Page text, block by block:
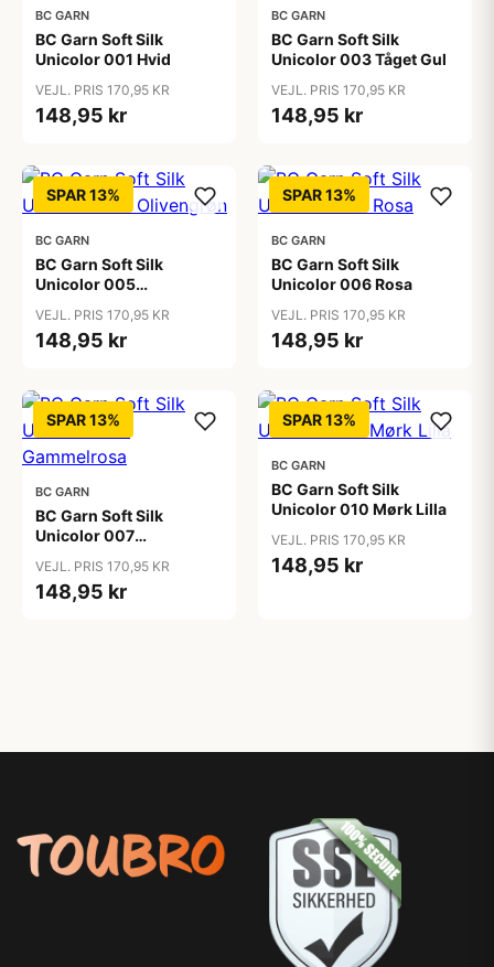
BC GARN
BC Garn Soft Silk
Unicolor 001 Hvid
VEJL. PRIS 170,95 KR
148,95 kr
BC GARN
BC Garn Soft Silk
Unicolor 003 Tåget Gul
VEJL. PRIS 170,95 KR
148,95 kr
SPAR 13%
BC GARN
BC Garn Soft Silk
Unicolor 005
VEJL. PRIS 170,95 KR
148,95 kr
SPAR 13%
BC GARN
BC Garn Soft Silk
Unicolor 006 Rosa
VEJL. PRIS 170,95 KR
148,95 kr
SPAR 13%
BC GARN
BC Garn Soft Silk
Unicolor 007
VEJL. PRIS 170,95 KR
148,95 kr
SPAR 13%
BC GARN
BC Garn Soft Silk
Unicolor 010 Mørk Lilla
VEJL. PRIS 170,95 KR
148,95 kr